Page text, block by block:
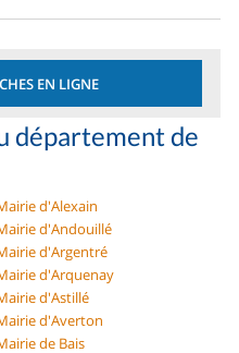
EN LIGNE
département de
d'Alexain
d'Andouillé
d'Argentré
d'Arquenay
d'Astillé
d'Averton
de Bais